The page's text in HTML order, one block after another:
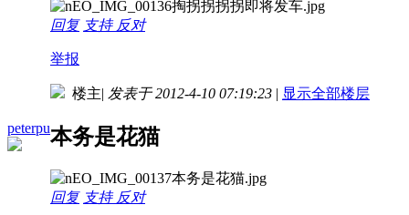
回复 支持 反对
举报
peterpu
楼主| 发表于 2012-4-10 07:19:23 | 显示全部楼层
本务是花猫
回复 支持 反对